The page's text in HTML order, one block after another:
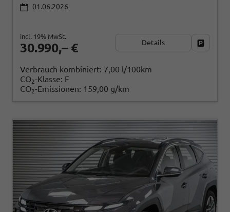
01.06.2026
30.990,– €
incl. 19% MwSt.
Details
Verbrauch kombiniert: 7,00 l/100km
CO2-Klasse: F
CO2-Emissionen: 159,00 g/km